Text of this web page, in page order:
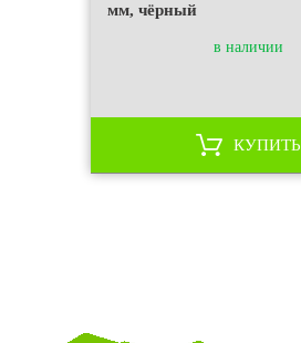
мм, чёрный
в наличии
КУПИТЬ